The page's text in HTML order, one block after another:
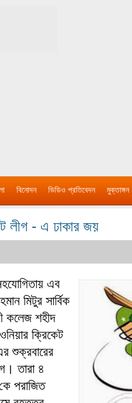
বিনোদন ভিডিও প্রতিবেদন মুক্তাঙ্গন
লীগ - এ ঢাকার জয়
এব
মিটুর সার্বিক
কলেজ শহীদ
ক্রিকেট
শুক্রবারের
তারা ৪
পরাজিত